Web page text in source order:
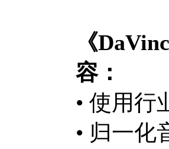
《
容：
• 使用行
• 归一化